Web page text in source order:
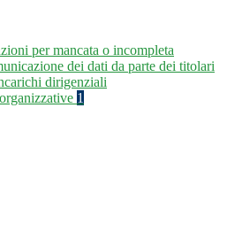
per mancata o incompleta
dei dati da parte dei titolari
dirigenziali
1